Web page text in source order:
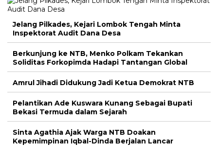
Jelang Pilkades, Kejari Lombok Tengah Minta
Inspektorat Audit Dana Desa
Berkunjung ke NTB, Menko Polkam Tekankan
Soliditas Forkopimda Hadapi Tantangan Global
Amrul Jihadi Didukung Jadi Ketua Demokrat NTB
Pelantikan Ade Kuswara Kunang Sebagai Bupati
Bekasi Termuda dalam Sejarah
Sinta Agathia Ajak Warga NTB Doakan
Kepemimpinan Iqbal-Dinda Berjalan Lancar